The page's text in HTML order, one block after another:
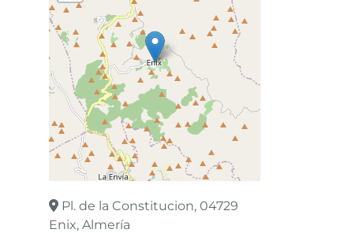
Pl. de la Constitucion, 04729
Enix, Almería